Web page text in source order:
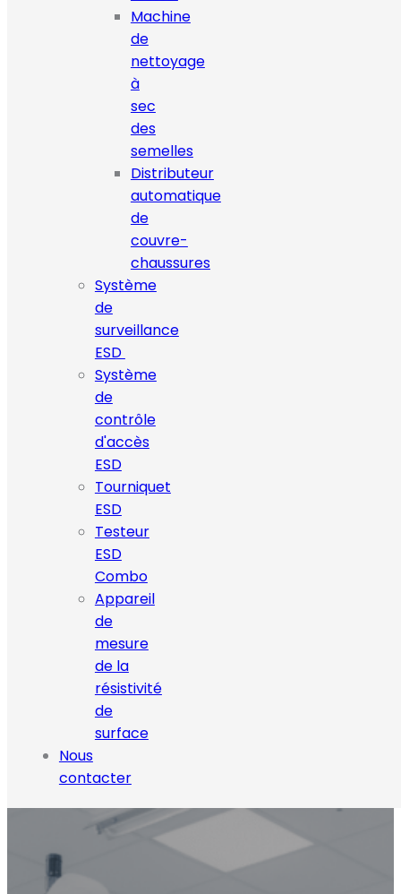
Machine
de
nettoyage
à
sec
des
semelles
Distributeur
automatique
de
couvre-
chaussures
Système
de
surveillance
ESD
Système
de
contrôle
d'accès
ESD
Tourniquet
ESD
Testeur
ESD
Combo
Appareil
de
mesure
de la
résistivité
de
surface
Nous
contacter